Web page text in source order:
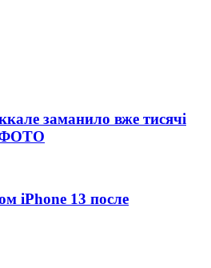
заманило вже тисячі
ФОТО
iPhone 13 после